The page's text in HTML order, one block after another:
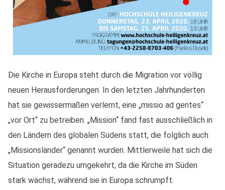
Die Kirche in Europa steht durch die Migration vor völlig
neuen Herausforderungen. In den letzten Jahrhunderten
hat sie gewissermaßen verlernt, eine „missio ad gentes“
„vor Ort“ zu betreiben. „Mission“ fand fast ausschließlich in
den Ländern des globalen Südens statt, die folglich auch
„Missionsländer“ genannt wurden. Mittlerweile hat sich die
Situation geradezu umgekehrt, da die Kirche im Süden
stark wächst, während sie in Europa schrumpft.